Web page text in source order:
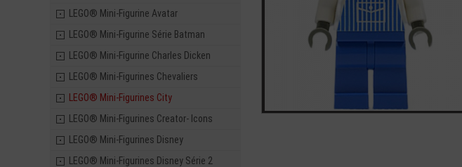
LEGO® Mini-Figurine Avatar
LEGO® Mini-Figurine Série Batman
LEGO® Mini-Figurine Charles Dicken
LEGO® Mini-Figurines Chevaliers
LEGO® Mini-Figurines City
LEGO® Mini-Figurines Creator- Icons
LEGO® Mini-Figurines Disney
LEGO® Mini-Figurines Disney Série 2